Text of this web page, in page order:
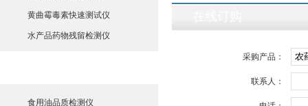
黄曲霉毒素快速测试仪
水产品药物残留检测仪
食用油品质检测仪
采购产品：
联系人：